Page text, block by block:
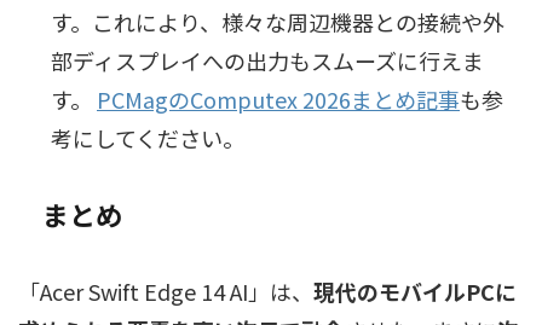
す。これにより、様々な周辺機器との接続や外
部ディスプレイへの出力もスムーズに行えま
す。 PCMagのComputex 2026まとめ記事も参
考にしてください。
まとめ
「Acer Swift Edge 14 AI」は、 現代のモバイルPCに